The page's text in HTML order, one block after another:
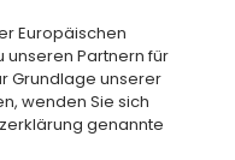
Europäischen
unseren Partnern für
Grundlage unserer
wenden Sie sich
genannte